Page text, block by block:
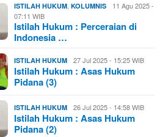
ISTILAH HUKUM ,KOLUMNIS
11 Agu 2025 -
07:11 WIB
Istilah Hukum : Perceraian di
Indonesia …
ISTILAH HUKUM 27 Jul 2025 - 15:25 WIB
Istilah Hukum : Asas Hukum
Pidana (3)
ISTILAH HUKUM 26 Jul 2025 - 14:58 WIB
Istilah Hukum : Asas Hukum
Pidana (2)